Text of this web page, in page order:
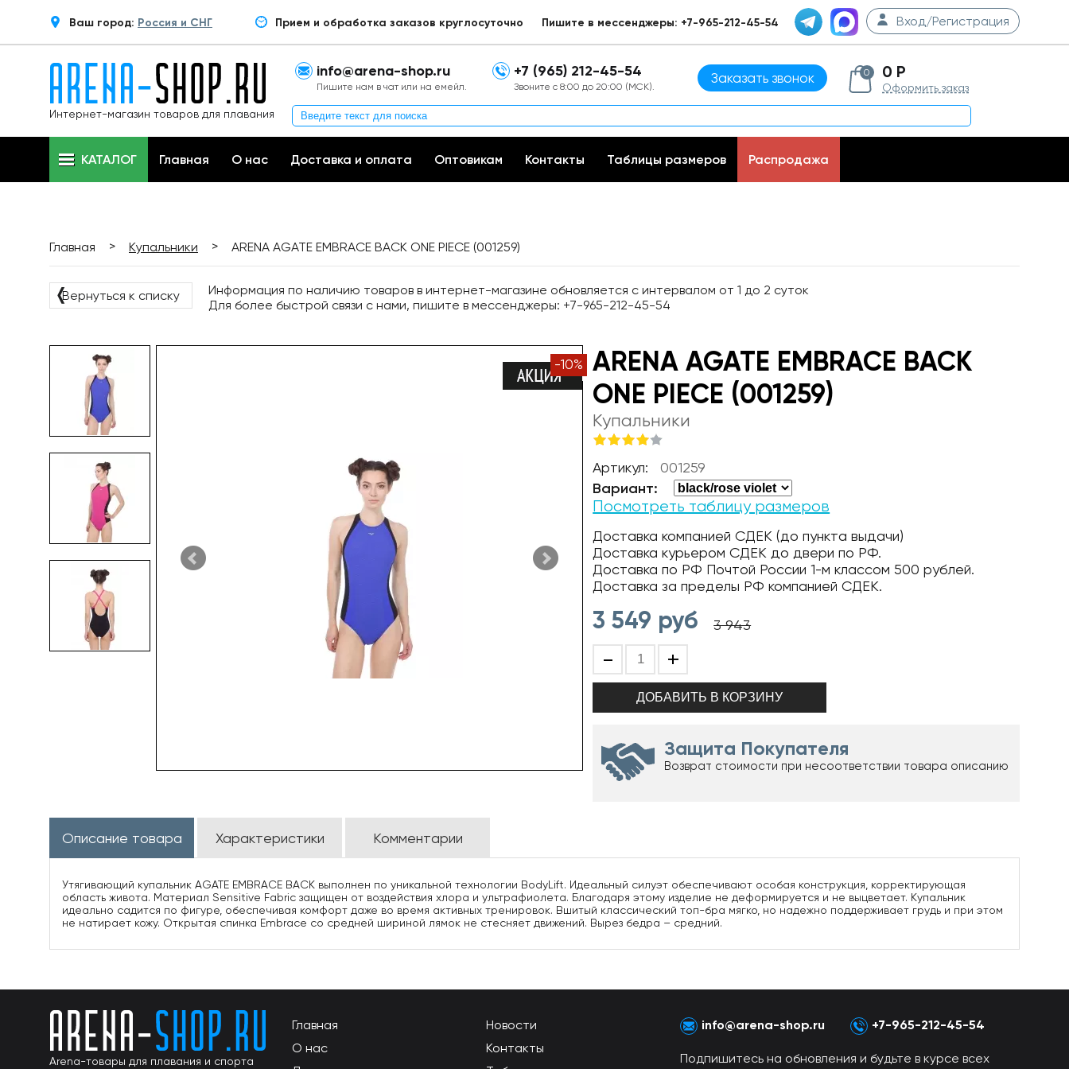
Ваш город: Россия и СНГ Прием и обработка заказов круглосуточно Пишите в мессенджеры: +7-965-212-45-54 Вход/Регистрация
Интернет-магазин товаров для плавания
info@arena-shop.ru
Пишите нам в чат или на емейл.
+7 (965) 212-45-54
Звоните с 8:00 до 20:00 (МСК).
Заказать звонок 0 0 Р
Оформить заказ
КАТАЛОГ Главная О нас Доставка и оплата Оптовикам Контакты Таблицы размеров Распродажа
Главная > Купальники > ARENA AGATE EMBRACE BACK ONE PIECE (001259)
❬Вернуться к списку
Информация по наличию товаров в интернет-магазине обновляется с интервалом от 1 до 2 суток
Для более быстрой связи с нами, пишите в мессенджеры: +7-965-212-45-54
-10%
ARENA AGATE EMBRACE BACK
ONE PIECE (001259)
Купальники
Артикул: 001259
Вариант:
Посмотреть таблицу размеров
Доставка компанией СДЕК (до пункта выдачи)
Доставка курьером СДЕК до двери по РФ.
Доставка по РФ Почтой России 1-м классом 500 рублей.
Доставка за пределы РФ компанией СДЕК.
3 549 руб 3 943
- +
Защита Покупателя
Возврат стоимости при несоответствии товара описанию
Описание товара Характеристики Комментарии
Утягивающий купальник AGATE EMBRACE BACK выполнен по уникальной технологии BodyLift. Идеальный силуэт обеспечивают особая конструкция, корректирующая
область живота. Материал Sensitive Fabric защищен от воздействия хлора и ультрафиолета. Благодаря этому изделие не деформируется и не выцветает. Купальник
идеально садится по фигуре, обеспечивая комфорт даже во время активных тренировок. Вшитый классический топ-бра мягко, но надежно поддерживает грудь и при этом
не натирает кожу. Открытая спинка Embrace со средней шириной лямок не стесняет движений. Вырез бедра – средний.
Arena-товары для плавания и спорта
Главная
О нас
Новости
Контакты
info@arena-shop.ru +7-965-212-45-54
Подпишитесь на обновления и будьте в курсе всех